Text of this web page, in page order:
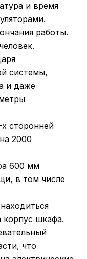
и время
работы.
системы,
и даже
сторонней
2000
600 мм
в том числе
корпус шкафа.
что